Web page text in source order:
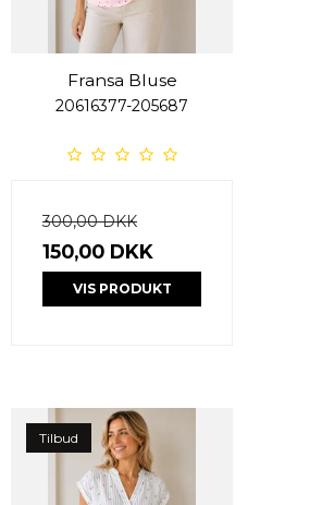
Fransa Bluse
20616377-205687
300,00 DKK
150,00 DKK
VIS PRODUKT
Tilbud